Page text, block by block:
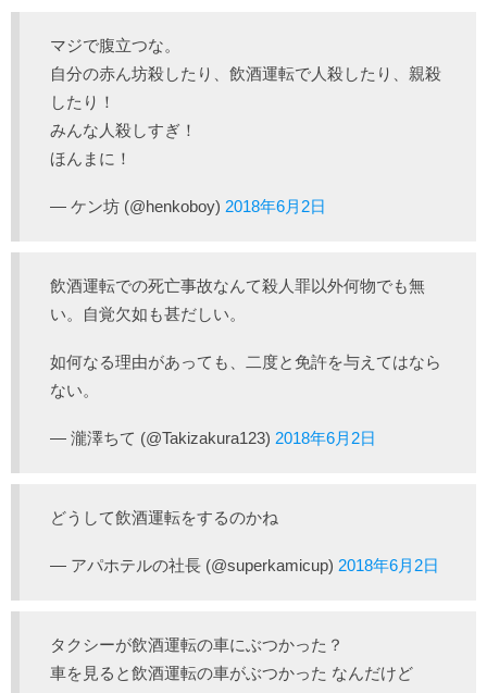
マジで腹立つな。
自分の赤ん坊殺したり、飲酒運転で人殺したり、親殺
したり！
みんな人殺しすぎ！
ほんまに！
— ケン坊 (@henkoboy) 2018年6月2日
飲酒運転での死亡事故なんて殺人罪以外何物でも無
い。自覚欠如も甚だしい。
如何なる理由があっても、二度と免許を与えてはなら
ない。
— 瀧澤ちて (@Takizakura123) 2018年6月2日
どうして飲酒運転をするのかね
— アパホテルの社長 (@superkamicup) 2018年6月2日
タクシーが飲酒運転の車にぶつかった？
車を見ると飲酒運転の車がぶつかった なんだけど